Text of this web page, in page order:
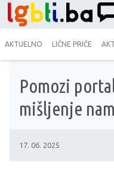
AKTUELNO LIČNE PRIČE
Pomozi
mišljenje
17. 06. 2025